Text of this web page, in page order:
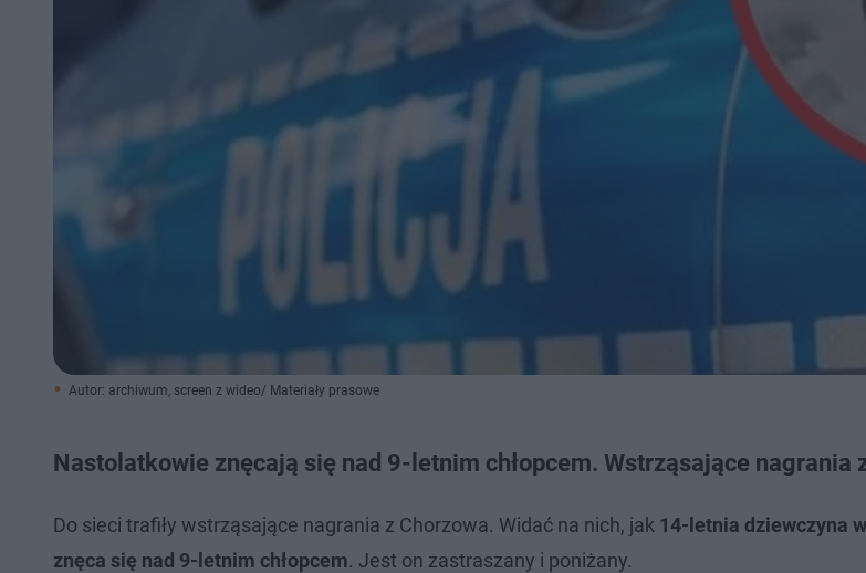
Autor: archiwum, screen z wideo/ Materiały prasowe
Nastolatkowie znęcają się nad 9-letnim chłopcem. Wstrząsające nagrania
Do sieci trafiły wstrząsające nagrania z Chorzowa. Widać na nich, jak 14-letnia dziewczyna
znęca się nad 9-letnim chłopcem. Jest on zastraszany i poniżany.